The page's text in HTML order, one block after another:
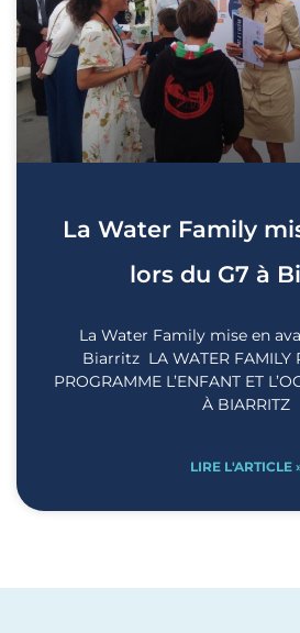
La Water Family
lors du G7 à
La Water Family mise en
Biarritz LA WATER FAMILY
PROGRAMME L’ENFANT ET
À BIARRITZ
LIRE L'ARTICLE